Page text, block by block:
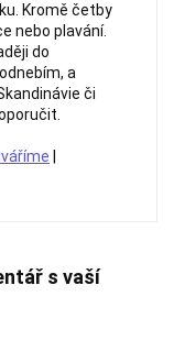
Kromě četby
nebo plavání.
do
a
či
s vaší